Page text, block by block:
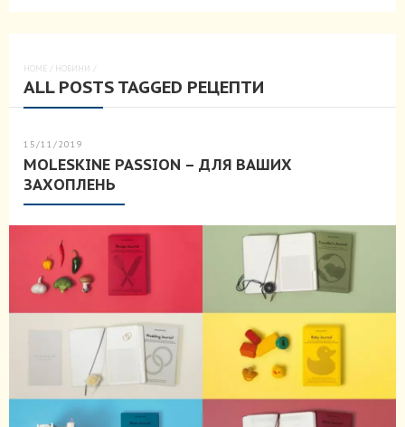
HOME / НОВИНИ /
ALL POSTS TAGGED РЕЦЕПТИ
15/11/2019
MOLESKINE PASSION – ДЛЯ ВАШИХ
ЗАХОПЛЕНЬ